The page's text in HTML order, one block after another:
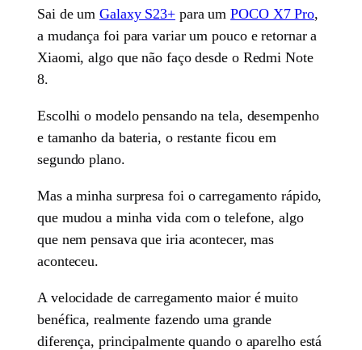
Sai de umGalaxy S23+ para umPOCO X7 Pro,
a mudança foi para variar um pouco e retornar a
Xiaomi, algo que não faço desde o Redmi Note
8.
Escolhi o modelo pensando na tela, desempenho
e tamanho da bateria, o restante ficou em
segundo plano.
Mas a minha surpresa foi o carregamento rápido,
que mudou a minha vida com o telefone, algo
que nem pensava que iria acontecer, mas
aconteceu.
A velocidade de carregamento maior é muito
benéfica, realmente fazendo uma grande
diferença, principalmente quando o aparelho está